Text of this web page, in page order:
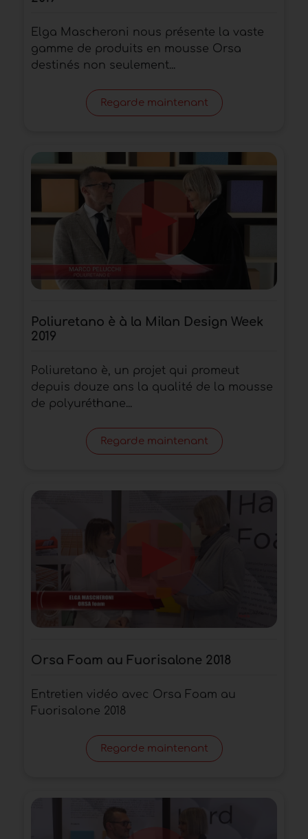
Elga Mascheroni nous présente la vaste
gamme de produits en mousse Orsa
destinés non seulement...
Regarde maintenant
Poliuretano è à la Milan Design Week
2019
Poliuretano è, un projet qui promeut
depuis douze ans la qualité de la mousse
de polyuréthane...
Regarde maintenant
Orsa Foam au Fuorisalone 2018
Entretien vidéo avec Orsa Foam au
Fuorisalone 2018
Regarde maintenant